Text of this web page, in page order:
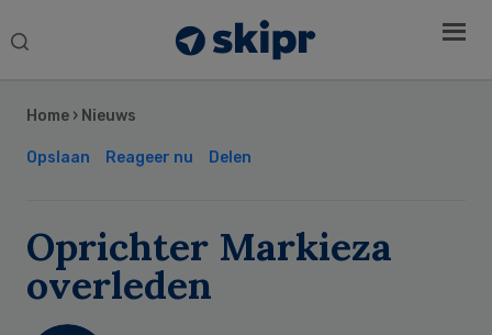
Search
Home › Nieuws
Opslaan Reageer nu Delen
Oprichter Markieza
overleden
Sidebar